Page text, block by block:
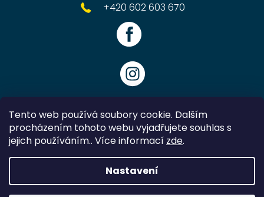
Tento web používá soubory cookie. Dalším
procházením tohoto webu vyjadřujete souhlas s
jejich používáním.. Více informací zde.
Nastavení
+420 602 603 670
Vytvořil Shoptet